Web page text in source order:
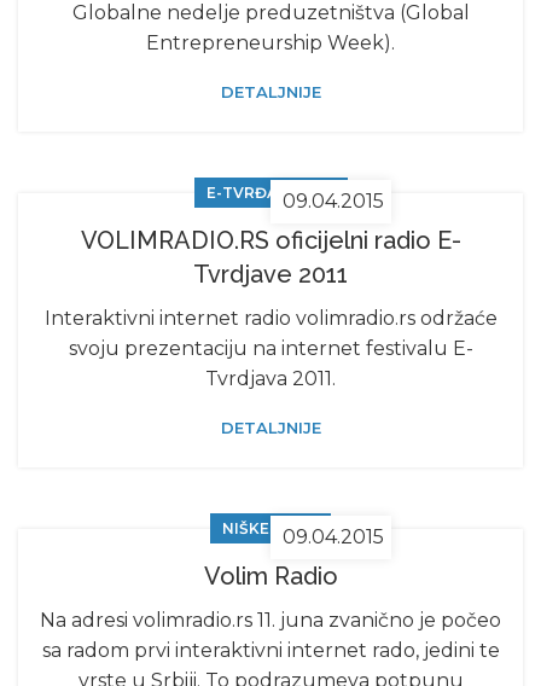
Globalne nedelje preduzetništva (Global
Entrepreneurship Week).
DETALJNIJE
09.04.2015
E-TVRĐAVA 2011
VOLIMRADIO.RS oficijelni radio E-
Tvrdjave 2011
Interaktivni internet radio volimradio.rs održaće
svoju prezentaciju na internet festivalu E-
Tvrdjava 2011.
DETALJNIJE
09.04.2015
NIŠKE VESTI
Volim Radio
Na adresi volimradio.rs 11. juna zvanično je počeo
sa radom prvi interaktivni internet rado, jedini te
vrste u Srbiji. To podrazumeva potpunu